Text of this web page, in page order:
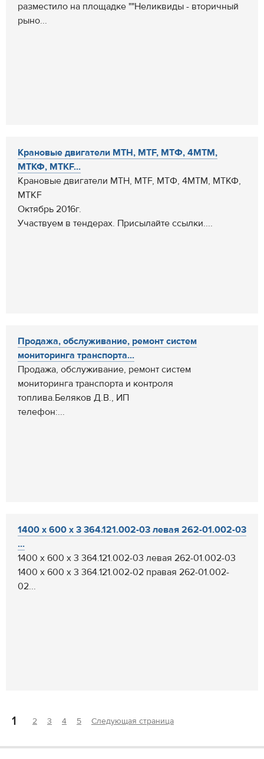
разместило на площадке ""Неликвиды - вторичный
рыно...
Крановые двигатели МТН, MTF, МТФ, 4МТМ,
МТКФ, MTKF...
Крановые двигатели МТН, MTF, МТФ, 4МТМ, МТКФ,
MTKF
Октябрь 2016г.
Участвуем в тендерах. Присылайте ссылки....
Продажа, обслуживание, ремонт систем
мониторинга транспорта...
Продажа, обслуживание, ремонт систем
мониторинга транспорта и контроля
топлива.Беляков Д.В., ИП
телефон:...
1400 х 600 х 3 364.121.002-03 левая 262-01.002-03
...
1400 х 600 х 3 364.121.002-03 левая 262-01.002-03
1400 х 600 х 3 364.121.002-02 правая 262-01.002-
02...
1 2 3 4 5 Следующая страница